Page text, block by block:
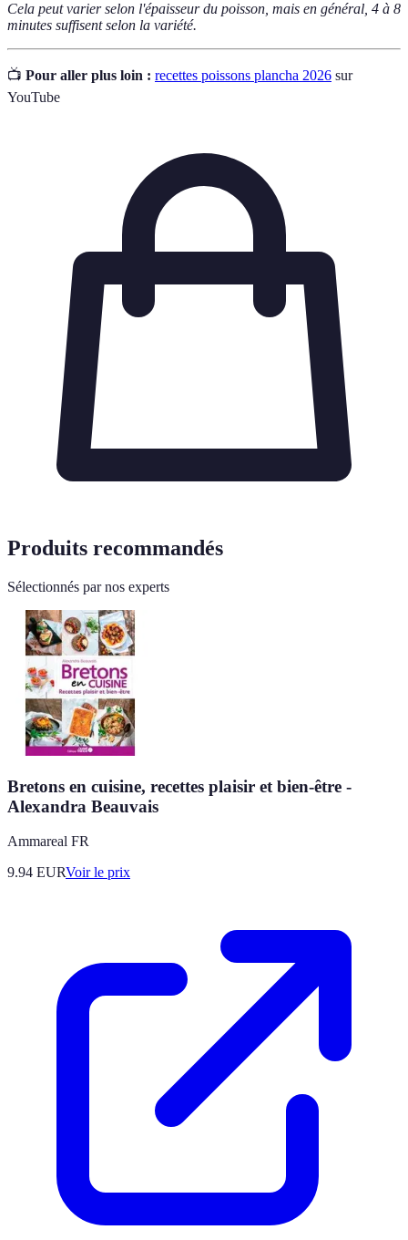
Cela peut varier selon l'épaisseur du poisson, mais en général, 4 à 8
minutes suffisent selon la variété.
📺 Pour aller plus loin : recettes poissons plancha 2026 sur
YouTube
Produits recommandés
Sélectionnés par nos experts
Bretons en cuisine, recettes plaisir et bien-être -
Alexandra Beauvais
Ammareal FR
9.94 EURVoir le prix